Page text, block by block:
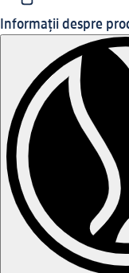
Informații despre